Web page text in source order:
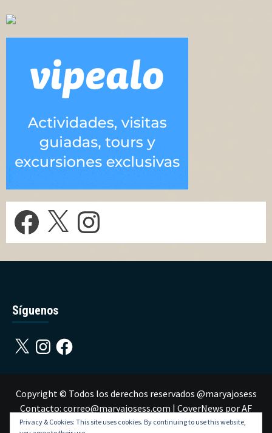
Facebook Instagram
Síguenos
X InstagramFacebook
Copyright © Todos los derechos reservados @maryajosess
Contacto: correo@maryajosess.com | CoverNews por AF
themes.
Privacy & Cookies: This site uses cookies. By continuing to use this website,